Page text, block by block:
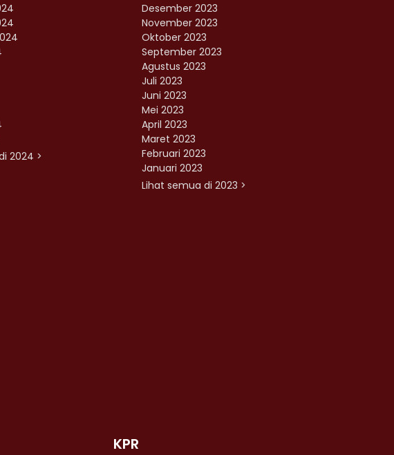
2024 >
Desember 2023
November 2023
Oktober 2023
September 2023
Agustus 2023
Juli 2023
Juni 2023
Mei 2023
April 2023
Maret 2023
Februari 2023
Januari 2023
Lihat semua di 2023 >
KPR